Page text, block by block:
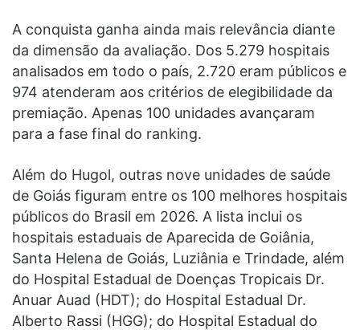
A conquista ganha ainda mais relevância diante
da dimensão da avaliação. Dos 5.279 hospitais
analisados em todo o país, 2.720 eram públicos e
974 atenderam aos critérios de elegibilidade da
premiação. Apenas 100 unidades avançaram
para a fase final do ranking.
Além do Hugol, outras nove unidades de saúde
de Goiás figuram entre os 100 melhores hospitais
públicos do Brasil em 2026. A lista inclui os
hospitais estaduais de Aparecida de Goiânia,
Santa Helena de Goiás, Luziânia e Trindade, além
do Hospital Estadual de Doenças Tropicais Dr.
Anuar Auad (HDT); do Hospital Estadual Dr.
Alberto Rassi (HGG); do Hospital Estadual do